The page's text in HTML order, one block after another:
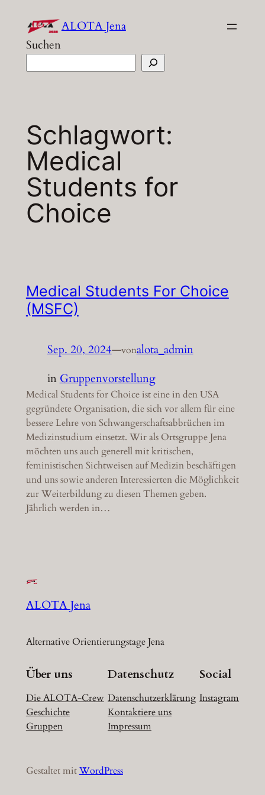
Inhalt
springen
ALOTA Jena
Suchen
Schlagwort:
Medical
Students for
Choice
Medical Students For Choice
(MSFC)
Sep. 20, 2024—vonalota_admin
in Gruppenvorstellung
Medical Students for Choice ist eine in den USA
gegründete Organisation, die sich vor allem für eine
bessere Lehre von Schwangerschaftsabbrüchen im
Medizinstudium einsetzt. Wir als Ortsgruppe Jena
möchten uns auch generell mit kritischen,
feministischen Sichtweisen auf Medizin beschäftigen
und uns sowie anderen Interessierten die Möglichkeit
zur Weiterbildung zu diesen Themen geben.
Jährlich werden in…
ALOTA Jena
Alternative Orientierungstage Jena
Über uns
Die ALOTA-Crew
Geschichte
Gruppen
Datenschutz
Datenschutzerklärung
Kontaktiere uns
Impressum
Social
Instagram
Gestaltet mitWordPress